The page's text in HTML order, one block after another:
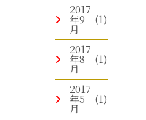
2017
年9
月
(1)
2017
年8
月
(1)
2017
年5
月
(1)